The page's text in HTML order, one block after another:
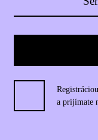
a prijímate